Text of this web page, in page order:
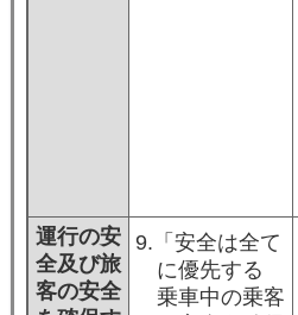
運行の安
全及び旅
客の安全
9.「安全は全て
に優先する
乗車中の乗客